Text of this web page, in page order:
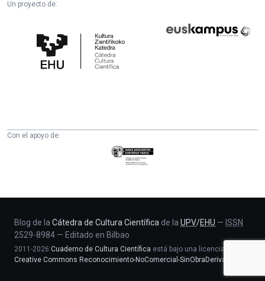
Un proyecto de:
Cultura
Científica
Fundazioa
Con el apoyo de:
Eusko
Jaurlaritza
eta
Berrikuntza
saila
Blog de la Cátedra de Cultura Científica de la UPV/EHU — ISSN
2529-8984 — Editado en Bilbao
2011-2026 Cuaderno de Cultura Científica está bajo una licencia
Creative Commons Reconocimiento-NoComercial-SinObraDerivada 4.0